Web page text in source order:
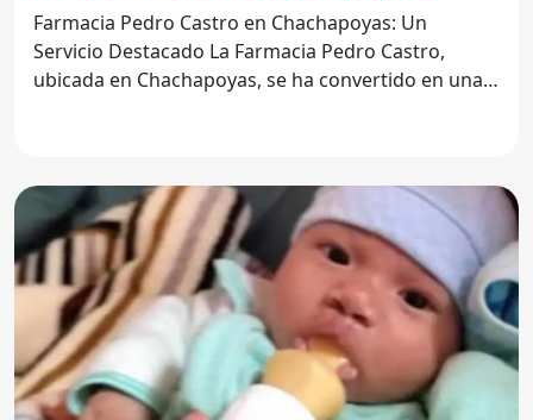
Farmacia Pedro Castro en Chachapoyas: Un
Servicio Destacado La Farmacia Pedro Castro,
ubicada en Chachapoyas, se ha convertido en una